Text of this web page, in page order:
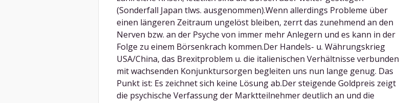
(Sonderfall Japan tlws. ausgenommen).Wenn allerdings Probleme über
einen längeren Zeitraum ungelöst bleiben, zerrt das zunehmend an den
Nerven bzw. an der Psyche von immer mehr Anlegern und es kann in der
Folge zu einem Börsenkrach kommen.Der Handels- u. Währungskrieg
USA/China, das Brexitproblem u. die italienischen Verhältnisse verbunden
mit wachsenden Konjunktursorgen begleiten uns nun lange genug. Das
Punkt ist: Es zeichnet sich keine Lösung ab.Der steigende Goldpreis zeigt
die psychische Verfassung der Marktteilnehmer deutlich an und die